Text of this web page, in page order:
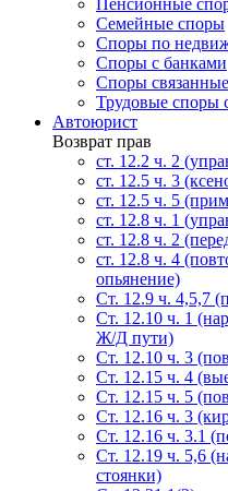
Пенсионные
Семейные споры
Cпоры по
Споры с банками
Споры
Трудовые споры
Автоюрист
Возврат прав
ст. 12.2 ч. 2
ст. 12.5 ч. 3
ст. 12.5 ч. 5
cт. 12.8 ч. 1
ст. 12.8 ч. 2
ст. 12.8 ч. 4
опьянение)
Ст. 12.9 ч. 4,5,7
Ст. 12.10 ч. 1
Ж/Д пути)
Ст. 12.10 ч. 3
Ст. 12.15 ч. 4
Ст. 12.15 ч. 5
Ст. 12.16 ч. 3
Ст. 12.16 ч. 3.1
Ст. 12.19 ч. 5,6
стоянки)